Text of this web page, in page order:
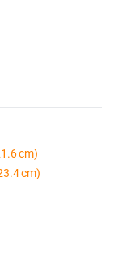
cm)
cm)